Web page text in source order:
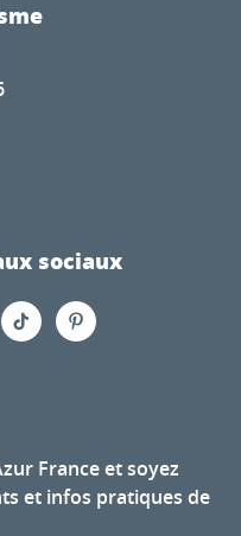
sociaux
France et soyez
et infos pratiques de